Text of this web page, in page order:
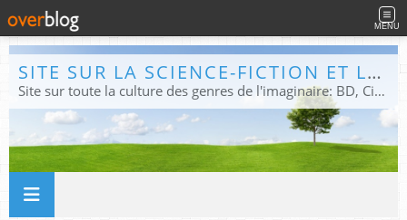
MENU
SITE SUR LA SCIENCE-FICTION ET LE FANTASTIQUE
Site sur toute la culture des genres de l'imaginaire: BD, Cinéma, Livre, Jeux, Théâtre. Présent dans les principaux festivals de film fantastique e de science-fiction, salons et conventions.